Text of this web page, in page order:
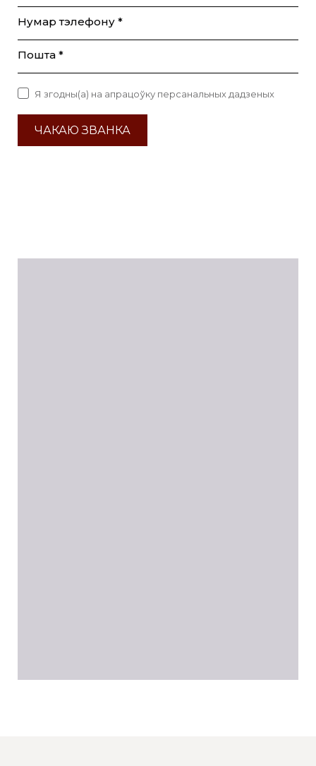
Нумар тэлефону *
Пошта *
ЧАКАЮ ЗВАНКА
Я згодны(а) на апрацоўку персанальных дадзеных